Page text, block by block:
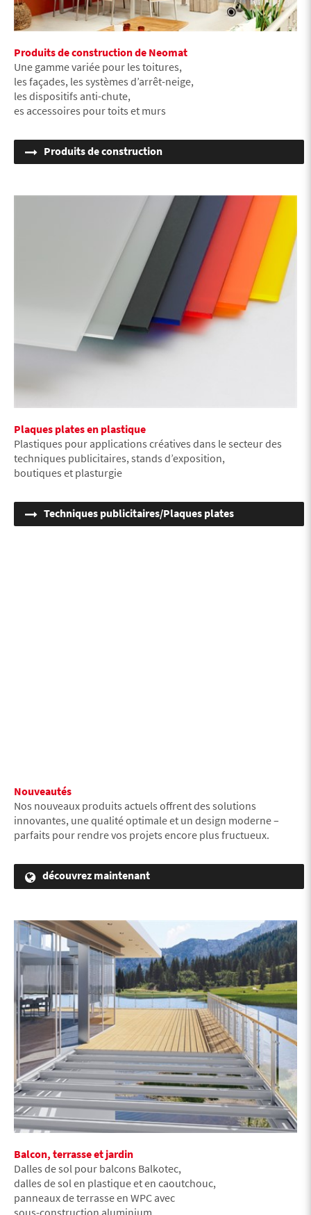
Produits de construction de Neomat
Une gamme variée pour les toitures,
les façades, les systèmes d’arrêt-neige,
les dispositifs anti-chute,
es accessoires pour toits et murs
Produits de construction
Plaques plates en plastique
Plastiques pour applications créatives dans le secteur des
techniques publicitaires, stands d’exposition,
boutiques et plasturgie
Techniques publicitaires/Plaques plates
Nouveautés
Nos nouveaux produits actuels offrent des solutions
innovantes, une qualité optimale et un design moderne –
parfaits pour rendre vos projets encore plus fructueux.
découvrez maintenant
Balcon, terrasse et jardin
Dalles de sol pour balcons Balkotec,
dalles de sol en plastique et en caoutchouc,
panneaux de terrasse en WPC avec
sous-construction aluminium